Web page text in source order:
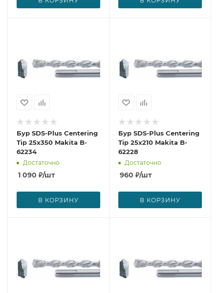
Бур SDS-Plus Centering
Tip 25x350 Makita B-
62234
Достаточно
1 090 ₽/шт
В КОРЗИНУ
Бур SDS-Plus Centering
Tip 25x210 Makita B-
62228
Достаточно
960 ₽/шт
В КОРЗИНУ